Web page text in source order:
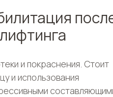
и покраснения. Стоит
и использования